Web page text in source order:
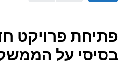
פתיחת פרויקט
בסיסי על